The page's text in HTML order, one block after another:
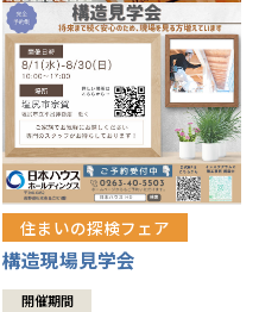
住まいの探検フェア
構造現場見学会
開催期間